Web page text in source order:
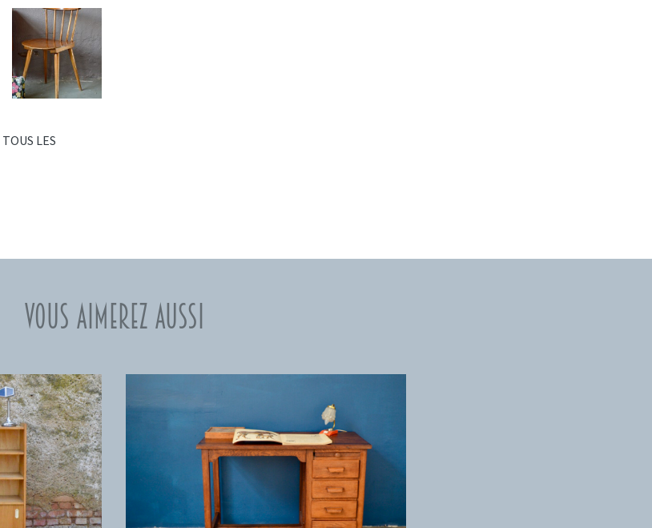
TOUS LES
Vous aimerez aussi